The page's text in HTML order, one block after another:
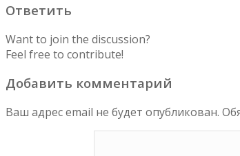
Ответить
Want to join the discussion?
Feel free to contribute!
Добавить комментарий
Ваш адрес email не будет опубликован.